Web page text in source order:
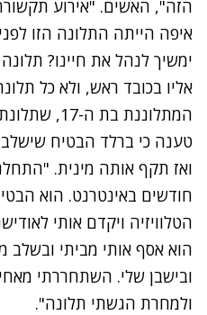
הזה", האשים. "אירוע
איפה הייתה התלונה הזו
ימשיך לנהל את חיינו?
אליו בכובד ראש, ולא כל
המתלוננת
טענה כי ברלד הבטיח שישלב
ואז תקף אותה מינית.
חודשים באינטרנט. הוא
הטלוויזיה ויקדם אותי
הוא אסף אותי מביתי
ובישבן שלי. השתחררתי
ולמחרת הגשתי תלונה".